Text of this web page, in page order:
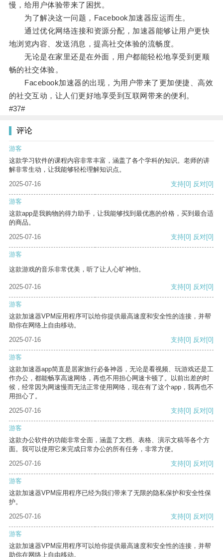
慢，给用户体验带来了困扰。
为了解决这一问题，Facebook加速器应运而生。
通过优化网络连接和资源分配，加速器能够让用户更快
地浏览内容、发送消息，提高社交体验的流畅度。
无论是在家里还是在外面，用户都能轻松地享受到更顺
畅的社交体验。
Facebook加速器的出现，为用户带来了更加便捷、高效
的社交互动，让人们更好地享受到互联网带来的便利。
#37#
评论
游客
这款学习软件的课程内容非常丰富，涵盖了各个学科的知识。老师的讲
解非常生动，让我能够轻松理解知识点。
2025-07-16
支持[0] 反对[0]
游客
这款app是我购物的得力助手，让我能够找到最优惠的价格，买到最合适
的商品。
2025-07-16
支持[0] 反对[0]
游客
这款游戏的音乐非常优美，听了让人心旷神怡。
2025-07-16 支持[0] 反对[0]
游客
这款加速器VPM应用程序可以给你提供最高速度和安全性的连接，并帮
助你在网络上自由移动。
2025-07-16
支持[0] 反对[0]
游客
这款加速器app简直是居家旅行必备神器，无论是看视频、玩游戏还是工
作办公，都能畅享高速网络，再也不用担心网速卡顿了。以前出差的时
候，经常因为网速慢而无法正常使用网络，现在有了这个app，我再也不
用担心了。
2025-07-16
支持[0] 反对[0]
游客
这款办公软件的功能非常全面，涵盖了文档、表格、演示文稿等各个方
面。我可以使用它来完成日常办公的所有任务，非常方便。
2025-07-16
支持[0] 反对[0]
游客
这款加速器VPM应用程序已经为我们带来了无限的隐私保护和安全性保
护。
2025-07-16
支持[0] 反对[0]
游客
这款加速器VPM应用程序可以给你提供最高速度和安全性的连接，并帮
助你在网络上自由移动。